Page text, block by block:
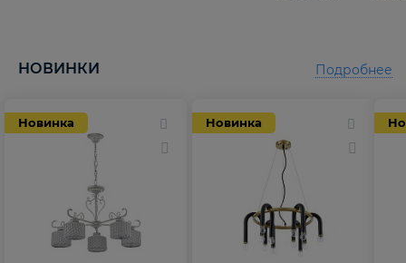
НОВИНКИ
Новинка Новинка
Подробнее